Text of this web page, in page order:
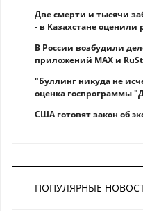
Две смерти и тысячи
- в Казахстане
В России возбудили
приложений MAX и
"Буллинг никуда не
оценка госпрограммы
США готовят закон об
ПОПУЛЯРНЫЕ